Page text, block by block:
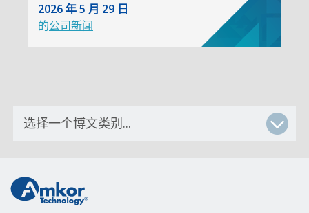
2026 年 5 月 29 日
的公司新闻